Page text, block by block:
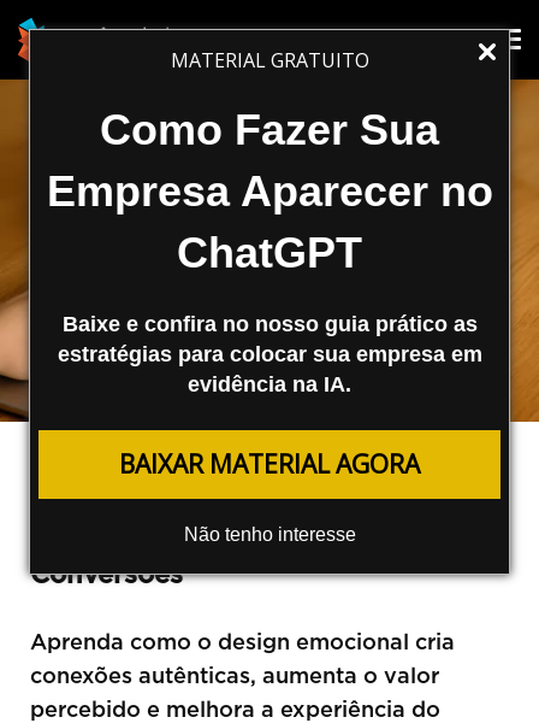
MATERIAL GRATUITO
Como Fazer Sua
Empresa Aparecer no
ChatGPT
Baixe e confira no nosso guia prático as
estratégias para colocar sua empresa em
evidência na IA.
BAIXAR MATERIAL AGORA
Não tenho interesse
Design emocional: O Que É E Seu
Impacto No Aumento das
Conversões
Aprenda como o design emocional cria
conexões autênticas, aumenta o valor
percebido e melhora a experiência do